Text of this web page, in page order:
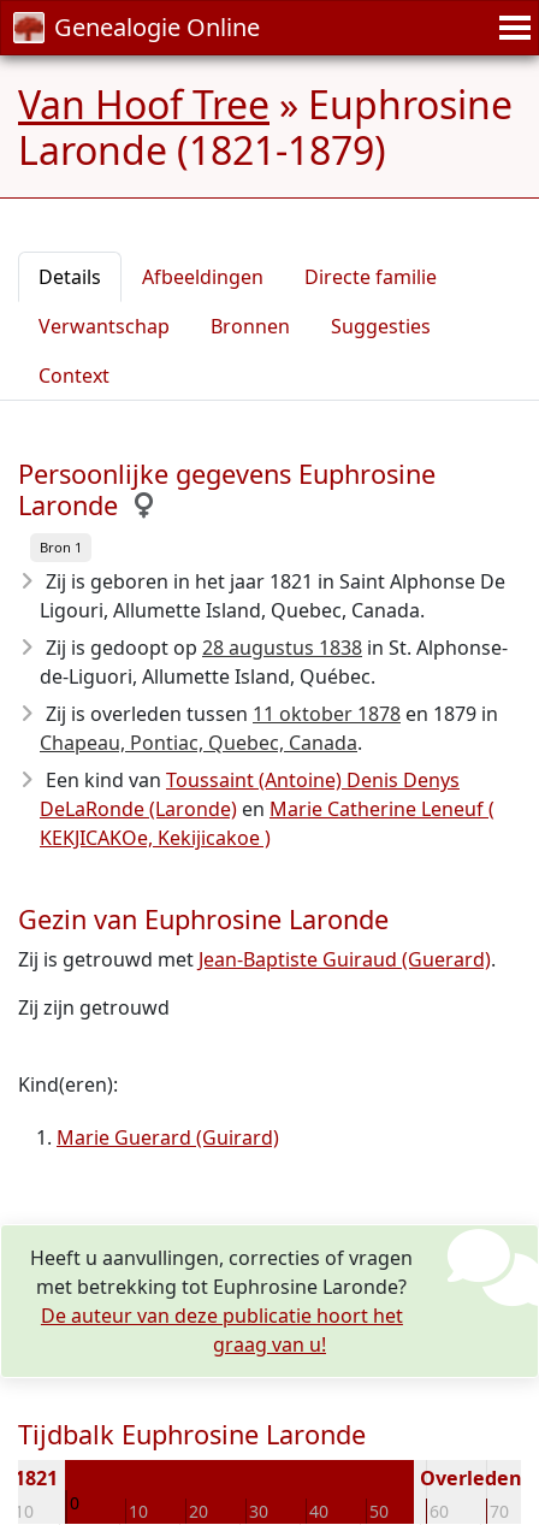
Genealogie Online
Van Hoof Tree » Euphrosine
Laronde (1821-1879)
Details Afbeeldingen
Directe familie
Verwantschap
Bronnen
Suggesties
Context
Persoonlijke gegevens Euphrosine
Laronde
Bron 1
Zij is geboren in het jaar 1821 in Saint Alphonse De
Ligouri, Allumette Island, Quebec, Canada.
Zij is gedoopt op 28 augustus 1838 in St. Alphonse-
de-Liguori, Allumette Island, Québec.
Zij is overleden tussen 11 oktober 1878 en 1879 in
Chapeau, Pontiac, Quebec, Canada.
Een kind van Toussaint (Antoine) Denis Denys
DeLaRonde (Laronde) en Marie Catherine Leneuf (
KEKJICAKOe, Kekijicakoe )
Gezin van Euphrosine Laronde
Zij is getrouwd met Jean-Baptiste Guiraud (Guerard).
Zij zijn getrouwd
Kind(eren):
Marie Guerard (Guirard)
Heeft u aanvullingen, correcties of vragen
met betrekking tot Euphrosine Laronde?
De auteur van deze publicatie hoort het
graag van u!
Tijdbalk Euphrosine Laronde
-10 0 10 20 30 40 50 60 70
1821 Overleden (